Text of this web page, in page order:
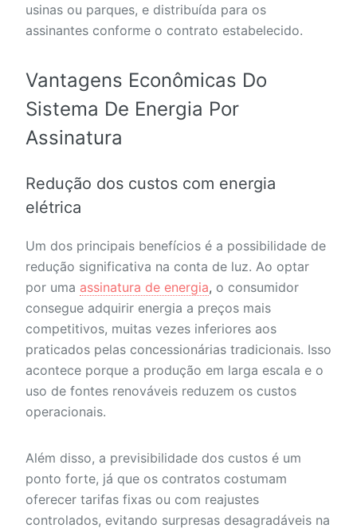
usinas ou parques, e distribuída para os
assinantes conforme o contrato estabelecido.
Vantagens Econômicas Do
Sistema De Energia Por
Assinatura
Redução dos custos com energia
elétrica
Um dos principais benefícios é a possibilidade de
redução significativa na conta de luz. Ao optar
por uma assinatura de energia, o consumidor
consegue adquirir energia a preços mais
competitivos, muitas vezes inferiores aos
praticados pelas concessionárias tradicionais. Isso
acontece porque a produção em larga escala e o
uso de fontes renováveis reduzem os custos
operacionais.
Além disso, a previsibilidade dos custos é um
ponto forte, já que os contratos costumam
oferecer tarifas fixas ou com reajustes
controlados, evitando surpresas desagradáveis na